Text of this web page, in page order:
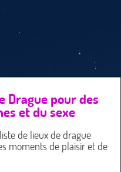
Drague pour des
et du sexe
de lieux de drague
moments de plaisir et de